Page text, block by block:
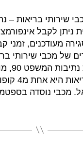
שירותי בריאות –
ניתן לקבל
מעודכנים, זמני
של מכבי שירותי
הנמצא
מכבי